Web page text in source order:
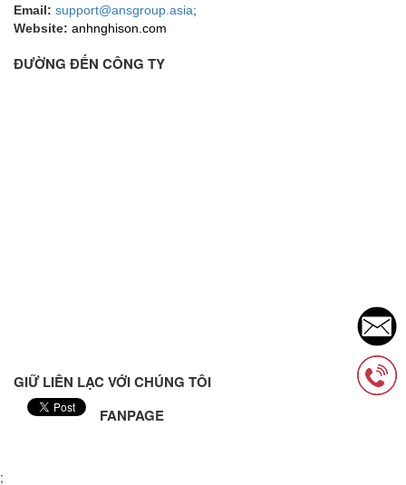
Email: support@ansgroup.asia;
Website: anhnghison.com
ĐƯỜNG ĐẾN CÔNG TY
GIỮ LIÊN LẠC VỚI CHÚNG TÔI
FANPAGE
;